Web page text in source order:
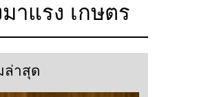
มาแรง เกษตร
ล่าสุด